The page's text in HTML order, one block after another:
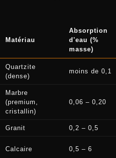
Matériau
Absorption
d'eau (%
masse)
Quartzite
(dense)
moins de 0,1
Marbre
(premium,
cristallin)
0,06 – 0,20
Granit 0,2 – 0,5
Calcaire 0,5 – 6